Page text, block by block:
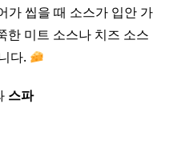
가 씹을 때 소스가 입안 가
한 미트 소스나 치즈 소스
다.
스파